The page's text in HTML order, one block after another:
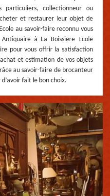
particuliers, collectionneur ou
et restaurer leur objet de
au savoir-faire reconnu vous
à La Boissiere Ecole
pour vous offrir la satisfaction
et estimation de vos objets
au savoir-faire de brocanteur
d’avoir fait le bon choix.